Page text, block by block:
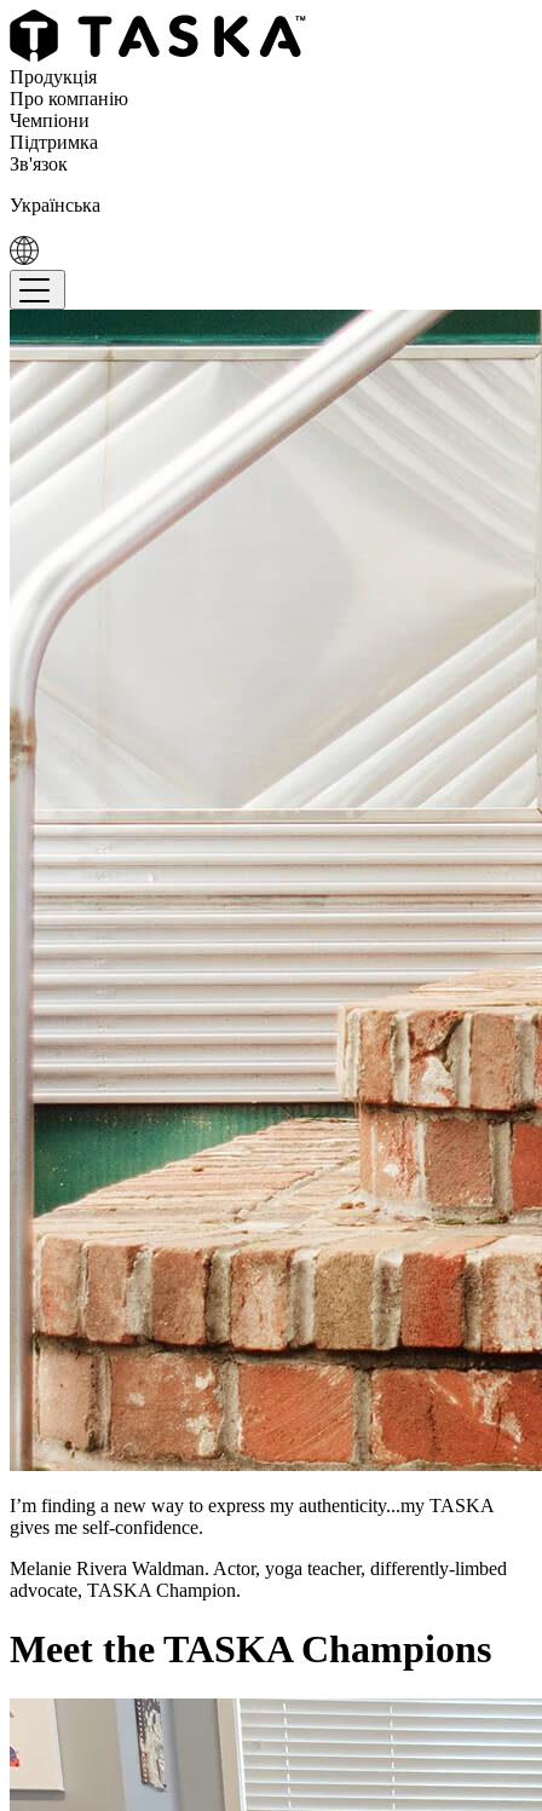
Продукція
Про компанію
Чемпіони
Підтримка
Зв'язок
Українська
I’m finding a new way to express my authenticity...my TASKA
gives me self-confidence.
Melanie Rivera Waldman. Actor, yoga teacher, differently-limbed
advocate, TASKA Champion.
Meet the TASKA Champions